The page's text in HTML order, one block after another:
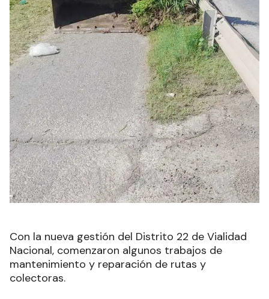
Con la nueva gestión del Distrito 22 de Vialidad
Nacional, comenzaron algunos trabajos de
mantenimiento y reparación de rutas y
colectoras.